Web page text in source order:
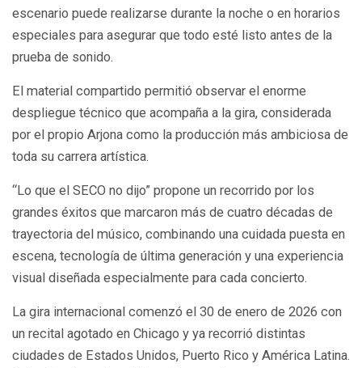
escenario puede realizarse durante la noche o en horarios
especiales para asegurar que todo esté listo antes de la
prueba de sonido.
El material compartido permitió observar el enorme
despliegue técnico que acompaña a la gira, considerada
por el propio Arjona como la producción más ambiciosa de
toda su carrera artística.
“Lo que el SECO no dijo” propone un recorrido por los
grandes éxitos que marcaron más de cuatro décadas de
trayectoria del músico, combinando una cuidada puesta en
escena, tecnología de última generación y una experiencia
visual diseñada especialmente para cada concierto.
La gira internacional comenzó el 30 de enero de 2026 con
un recital agotado en Chicago y ya recorrió distintas
ciudades de Estados Unidos, Puerto Rico y América Latina.